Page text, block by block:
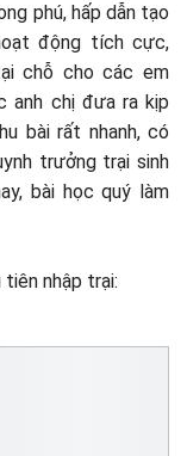
phú, hấp dẫn tạo
động tích cực,
chỗ cho các em
anh chị đưa ra kịp
bài rất nhanh, có
trưởng trại sinh
bài học quý làm
nhập trại: